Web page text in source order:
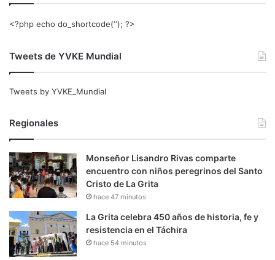
<?php echo do_shortcode(‘‘); ?>
Tweets de YVKE Mundial
Tweets by YVKE_Mundial
Regionales
Monseñor Lisandro Rivas comparte
encuentro con niños peregrinos del Santo
Cristo de La Grita
hace 47 minutos
La Grita celebra 450 años de historia, fe y
resistencia en el Táchira
hace 54 minutos